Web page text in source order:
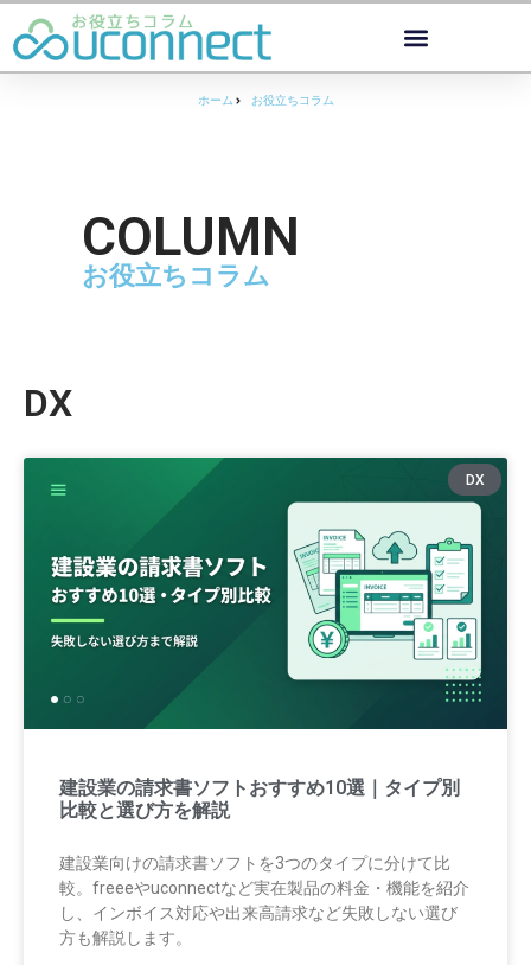
ホーム お役立ちコラム
COLUMN
お役立ちコラム
DX
DX
建設業の請求書ソフトおすすめ10選｜タイプ別
比較と選び方を解説
建設業向けの請求書ソフトを3つのタイプに分けて比
較。freeeやuconnectなど実在製品の料金・機能を紹介
し、インボイス対応や出来高請求など失敗しない選び
方も解説します。